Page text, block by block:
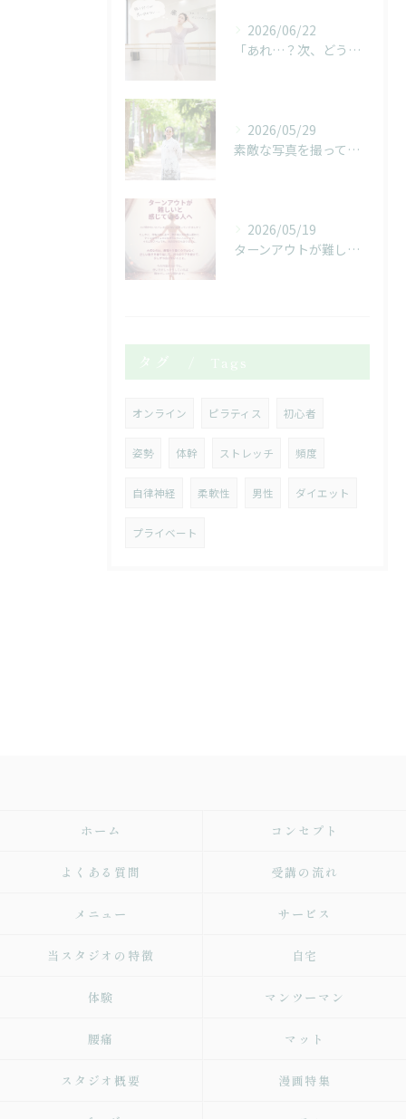
2026/06/22
「あれ…？次、どうだったっけ…？」
2026/05/29
素敵な写真を撮っていただきました！
2026/05/19
ターンアウトが難しいと感じている人へ
タグ Tags
オンライン ピラティス 初心者
姿勢 体幹 ストレッチ 頻度
自律神経 柔軟性 男性 ダイエット
プライベート
ホーム コンセプト
よくある質問 受講の流れ
メニュー サービス
当スタジオの特徴 自宅
体験 マンツーマン
腰痛 マット
スタジオ概要 漫画特集